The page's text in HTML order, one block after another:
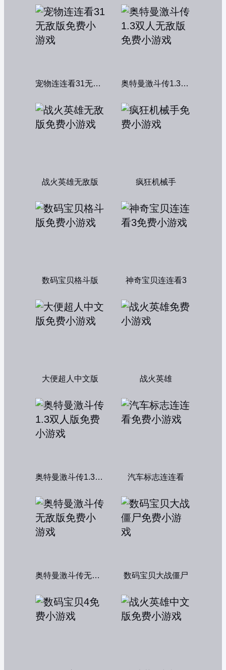
宠物连连看31无敌版 奥特曼激斗传1.3双人无敌版
战火英雄无敌版 疯狂机械手
数码宝贝格斗版 神奇宝贝连连看3
大便超人中文版 战火英雄
奥特曼激斗传1.3双人版 汽车标志连连看
奥特曼激斗传无敌版 数码宝贝大战僵尸